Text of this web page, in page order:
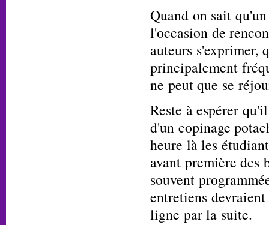
Quand on sait
l'occasion de
auteurs s'exprimer,
principalement
ne peut que se
Reste à espérer
d'un copinage
heure là les
avant première des
souvent
entretiens
ligne par la suite.